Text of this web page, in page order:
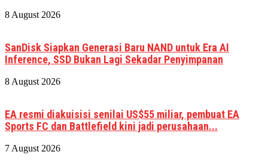
8 August 2026
SanDisk Siapkan Generasi Baru NAND untuk Era AI
Inference, SSD Bukan Lagi Sekadar Penyimpanan
8 August 2026
EA resmi diakuisisi senilai US$55 miliar, pembuat EA
Sports FC dan Battlefield kini jadi perusahaan...
7 August 2026